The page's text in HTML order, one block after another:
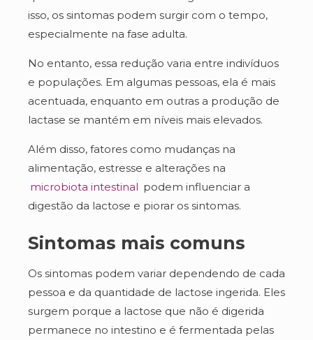
isso, os sintomas podem surgir com o tempo,
especialmente na fase adulta.
No entanto, essa redução varia entre indivíduos
e populações. Em algumas pessoas, ela é mais
acentuada, enquanto em outras a produção de
lactase se mantém em níveis mais elevados.
Além disso, fatores como mudanças na
alimentação, estresse e alterações na
microbiota intestinal podem influenciar a
digestão da lactose e piorar os sintomas.
Sintomas mais comuns
Os sintomas podem variar dependendo de cada
pessoa e da quantidade de lactose ingerida. Eles
surgem porque a lactose que não é digerida
permanece no intestino e é fermentada pelas